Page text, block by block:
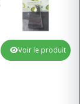
Voir le produit